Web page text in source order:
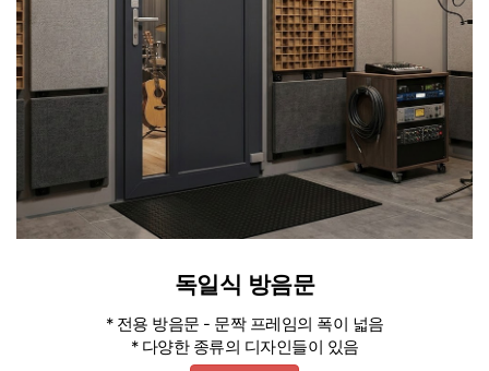
독일식 방음문
* 전용 방음문 - 문짝 프레임의 폭이 넓음
* 다양한 종류의 디자인들이 있음